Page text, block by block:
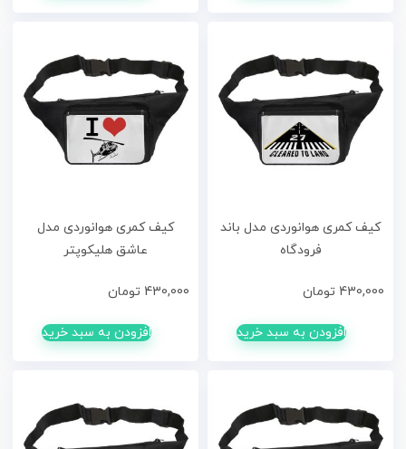
کیف کمری هوانوردی مدل باند
فرودگاه
430,000 تومان
افزودن به سبد خرید
کیف کمری هوانوردی مدل
عاشق هلیکوپتر
430,000 تومان
افزودن به سبد خرید